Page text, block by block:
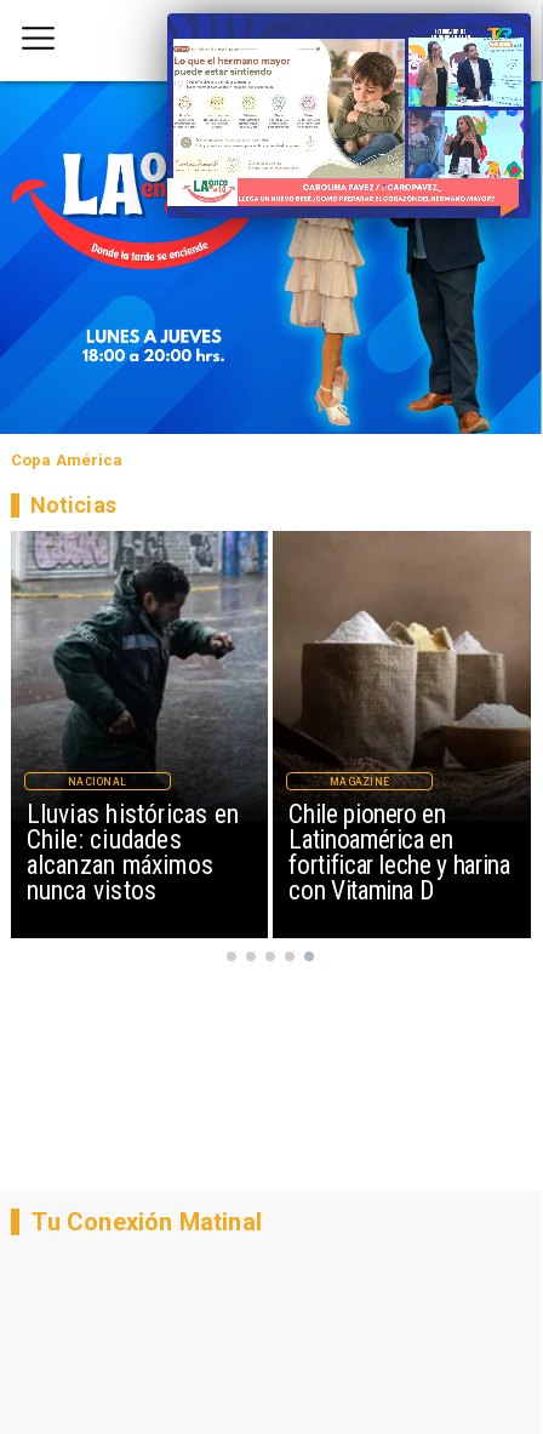
Copa América
Lluvias históricas en
Chile: ciudades
alcanzan máximos
nunca vistos
NACIONAL
Chile pionero en
Latinoamérica en
fortificar leche y harina
con Vitamina D
MAGAZINE
Noticias
Tu Conexión Matinal